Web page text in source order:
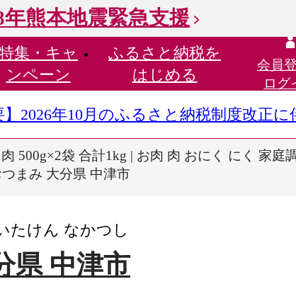
年熊本地震緊急支援
集・ キャ
ンペーン
ふるさと納税を
はじめる
会員
ログ
】2026年10月のふるさと納税制度改正
500g×2袋 合計1kg | お肉 肉 おにく にく 家庭
まみ 大分県 中津市
たけん なかつし
県 中津市